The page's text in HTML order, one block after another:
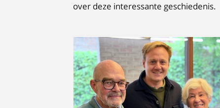
over deze interessante geschiedenis.